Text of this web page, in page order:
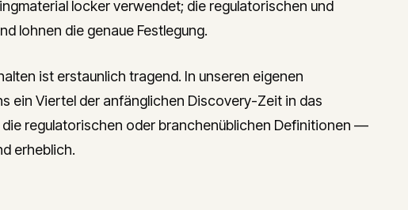
locker verwendet; die regulatorischen und
lohnen die genaue Festlegung.
ist erstaunlich tragend. In unseren eigenen
ein Viertel der anfänglichen Discovery-Zeit in das
die regulatorischen oder branchenüblichen Definitionen —
erheblich.